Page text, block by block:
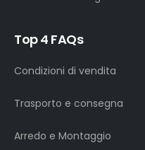
Top 4 FAQs
Condizioni di vendita
Trasporto e consegna
Arredo e Montaggio